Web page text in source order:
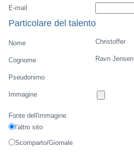
E-mail
Particolare del talento
Nome Christoffer
Cognome Ravn Jensen
Pseudonimo
Immagine
Fonte dell'immagine
l'altro sito
Scomparto/Giornale